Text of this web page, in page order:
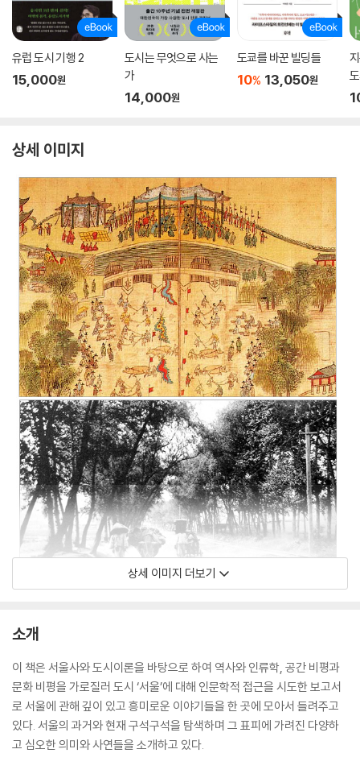
유럽 도시 기행 2
15,000원
도시는 무엇으로 사는
가
14,000원
도쿄를 바꾼 빌딩들
10% 13,050원
상세 이미지
상세 이미지 더보기
소개
이 책은 서울사와 도시이론을 바탕으로 하여 역사와 인류학, 공간 비평과
문화 비평을 가로질러 도시 ‘서울’에 대해 인문학적 접근을 시도한 보고서
로 서울에 관해 깊이 있고 흥미로운 이야기들을 한 곳에 모아서 들려주고
있다. 서울의 과거와 현재 구석구석을 탐색하며 그 표피에 가려진 다양하
고 심오한 의미와 사연들을 소개하고 있다.